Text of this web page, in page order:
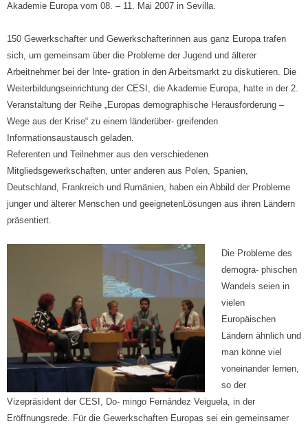
Akademie Europa vom 08. – 11. Mai 2007 in Sevilla.
150 Gewerkschafter und Gewerkschafterinnen aus ganz Europa trafen
sich, um gemeinsam über die Probleme der Jugend und älterer
Arbeitnehmer bei der Inte- gration in den Arbeitsmarkt zu diskutieren. Die
Weiterbildungseinrichtung der CESI, die Akademie Europa, hatte in der 2.
Veranstaltung der Reihe „Europas demographische Herausforderung –
Wege aus der Krise“ zu einem länderüber- greifenden
Informationsaustausch geladen.
Referenten und Teilnehmer aus den verschiedenen
Mitgliedsgewerkschaften, unter anderen aus Polen, Spanien,
Deutschland, Frankreich und Rumänien, haben ein Abbild der Probleme
junger und älterer Menschen und geeignetenLösungen aus ihren Ländern
präsentiert.
Die Probleme des
demogra- phischen
Wandels seien in
vielen
Europäischen
Ländern ähnlich und
man könne viel
voneinander lernen,
so der
Vizepräsident der CESI, Do- mingo Fernández Veiguela, in der
Eröffnungsrede. Für die Gewerkschaften Europas sei ein gemeinsamer